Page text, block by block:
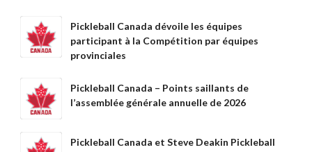
Qui est assuré ?
Qu’est-ce qui est
couvert ?
couverture
Ressources en
matière d’assurance
Compléments
Pickleball Canada dévoile les équipes
participant à la Compétition par équipes
provinciales
Pickleball Canada – Points saillants de
l’assemblée générale annuelle de 2026
Pickleball Canada et Steve Deakin Pickleball